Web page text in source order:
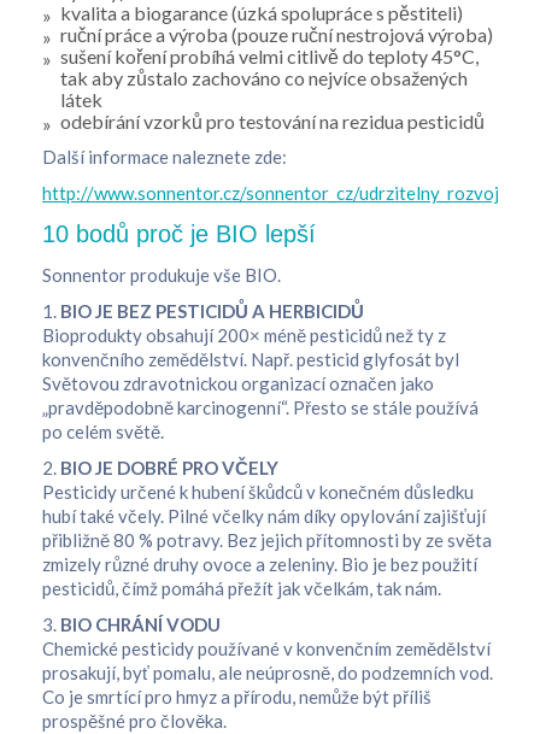
kvalita a biogarance (úzká spolupráce s pěstiteli)
ruční práce a výroba (pouze ruční nestrojová výroba)
sušení koření probíhá velmi citlivě do teploty 45°C,
tak aby zůstalo zachováno co nejvíce obsažených
látek
odebírání vzorků pro testování na rezidua pesticidů
Další informace naleznete zde:
http://www.sonnentor.cz/sonnentor_cz/udrzitelny_rozvoj/
10 bodů proč je BIO lepší
Sonnentor produkuje vše BIO.
1. BIO JE BEZ PESTICIDŮ A HERBICIDŮ
Bioprodukty obsahují 200× méně pesticidů než ty z
konvenčního zemědělství. Např. pesticid glyfosát byl
Světovou zdravotnickou organizací označen jako
„pravděpodobně karcinogenní“. Přesto se stále používá
po celém světě.
2. BIO JE DOBRÉ PRO VČELY
Pesticidy určené k hubení škůdců v konečném důsledku
hubí také včely. Pilné včelky nám díky opylování zajišťují
přibližně 80 % potravy. Bez jejich přítomnosti by ze světa
zmizely různé druhy ovoce a zeleniny. Bio je bez použití
pesticidů, čímž pomáhá přežít jak včelkám, tak nám.
3. BIO CHRÁNÍ VODU
Chemické pesticidy používané v konvenčním zemědělství
prosakují, byť pomalu, ale neúprosně, do podzemních vod.
Co je smrtící pro hmyz a přírodu, nemůže být příliš
prospěšné pro člověka.